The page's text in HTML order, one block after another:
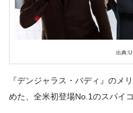
出典
『デンジャラス・バディ』のメ
めた、全米初登場No.1のスパイコ